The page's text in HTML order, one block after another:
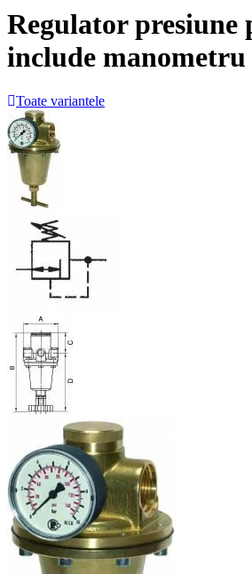
Regulator presiune
include manometru
Toate variantele